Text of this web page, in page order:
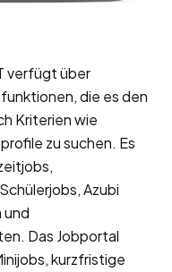
verfügt über
die es den
Kriterien wie
zu suchen. Es
Azubi
und
Das Jobportal
kurzfristige